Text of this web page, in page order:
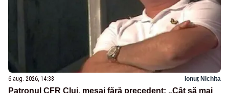
6 aug. 2026, 14:38 Ionuț Nichita
Patronul CFR Cluj, mesaj fără precedent: „Cât să mai